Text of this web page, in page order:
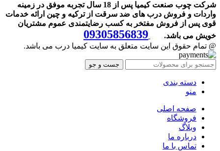
شرکت چوب صنعت کیمیا پس از 18 سال تجربه موفق در زمینه
واردات و فروش درب های ضد سرقت از ترکیه و چین ارائه خدمات
قوی پس از فروش مفتخر به کسب رضایتمندی عموم مشتریان
خویش می باشد.
09305856839
@ تمام حقوق این سایت متعلق به سایت کیمیا درب می باشد.
جست و جو
دسته بندی
منو
صفحه اصلی
فروشگاه
وبلاگ
درباره ما
تماس با ما